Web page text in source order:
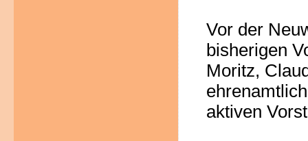
Vor der
bisherigen
Moritz,
aktiven